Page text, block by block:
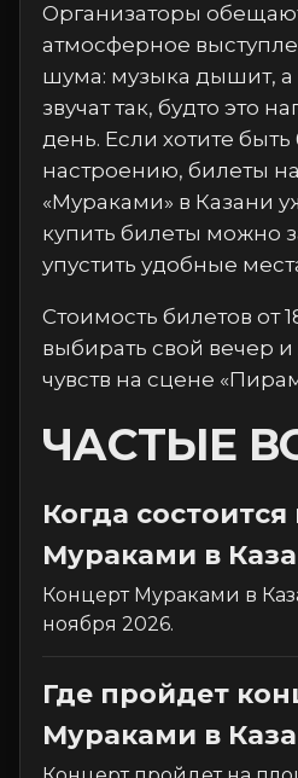
Организаторы
атмосферное
шума: музыка дышит, а
звучат так, будто это
день. Если хотите
настроению, билеты
«Мураками» в Казани
купить билеты можно
упустить удобные
Стоимость билетов от
выбирать свой вечер и
чувств на сцене
ЧАСТЫЕ
Когда
Мураками в
Концерт Мураками в
ноября 2026.
Где пройдет
Мураками в